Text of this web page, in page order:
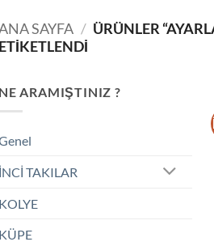
SAYFA / ÜRÜNLER
ETIKETLENDI
NE ARAMIŞTINIZ ?
İNCİ TAKILAR
KOLYE
KÜPE